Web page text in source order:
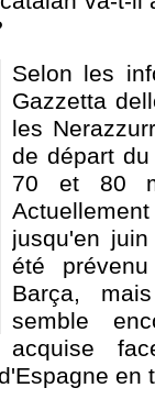
Selon les
Gazzetta
les
de départ
70 et 80
jusqu'en
été
Barça,
semble
acquise
en